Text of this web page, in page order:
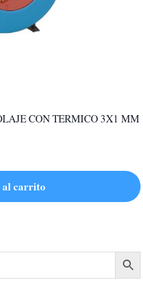
CON TERMICO 3X1 MM
carrito